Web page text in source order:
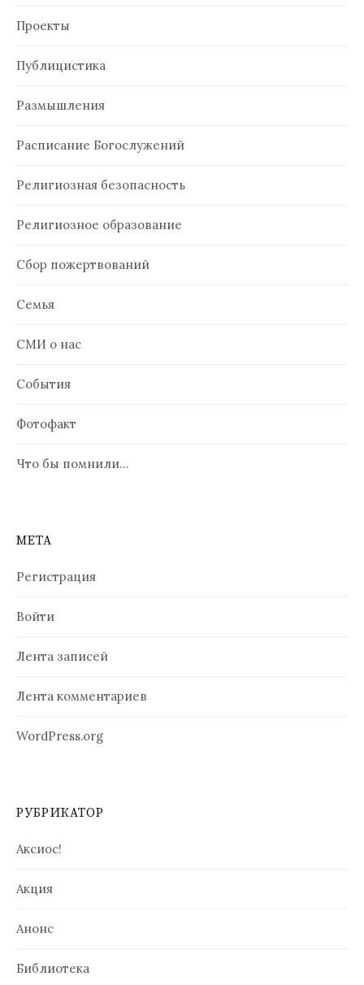
Проекты
Публицистика
Размышления
Расписание Богослужений
Религиозная безопасность
Религиозное образование
Сбор пожертвований
Семья
СМИ о нас
События
Фотофакт
Что бы помнили…
МЕТА
Регистрация
Войти
Лента записей
Лента комментариев
WordPress.org
РУБРИКАТОР
Аксиос!
Акция
Анонс
Библиотека